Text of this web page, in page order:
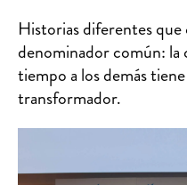
Historias diferentes
denominador común:
tiempo a los demás
transformador.